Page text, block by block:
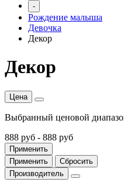
-
Рождение малыша
Девочка
Декор
Декор
Цена
Выбранный ценовой
888 руб - 888 руб
Применить
Применить
Сбросить
Производитель